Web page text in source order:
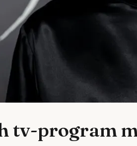
tv-program